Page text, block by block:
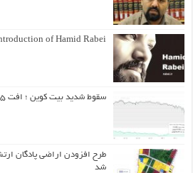
of Hamid Rabei
سقوط شدید بیت کوین ؛ افت ۱۵ درصدی اتریوم و میم‌کوین‌ها
طرح افزودن اراضی پادگان
شد